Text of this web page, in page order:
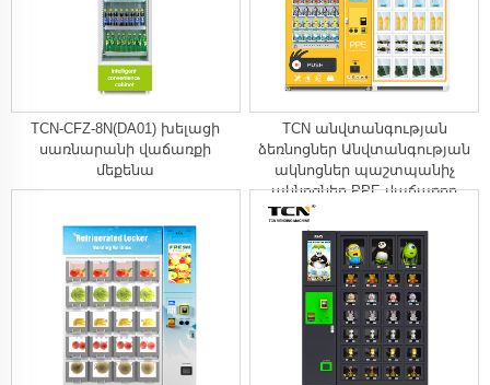
TCN-CFZ-8N(DA01) խելացի
սառնարանի վաճառքի
մեքենա
TCN անվտանգության
ձեռնոցներ Անվտանգության
ակնոցներ պաշտպանիչ
ակնոցներ PPE վաճառող